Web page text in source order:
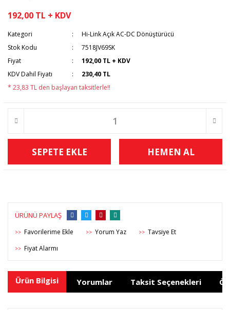
192,00 TL + KDV
Kategori
Hi-Link Açık AC-DC Dönüştürücü
Stok Kodu
7518JV69SK
Fiyat
192,00 TL + KDV
KDV Dahil Fiyatı
230,40 TL
* 23,83 TL den başlayan taksitlerle!!
SEPETE EKLE HEMEN AL
ÜRÜNÜ PAYLAŞ
>> >> Yorum Yaz >> Tavsiye Et
>> Fiyat Alarmı
Ürün Bilgisi Yorumlar Taksit Seçenekleri